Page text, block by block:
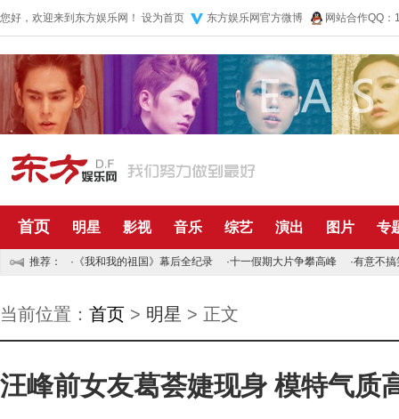
您好，欢迎来到东方娱乐网！ 设为首页 东方娱乐网官方微博 网站合作QQ
首页 明星 影视 音乐 综艺 演出 图片 专
推荐： · 《我和我的祖国》幕后全纪录 ·十一假期大片争攀高峰 ·有意不搞
当前位置： 首页 > 明星 > 正文
汪峰前女友葛荟婕现身 模特气质